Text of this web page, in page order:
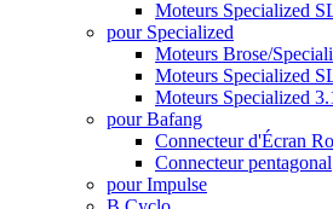
Moteurs Specialized
pour Specialized
Moteurs Brose/
Moteurs Specialized
Moteurs Specialized
pour Bafang
Connecteur d'Écran
Connecteur pentagonal
pour Impulse